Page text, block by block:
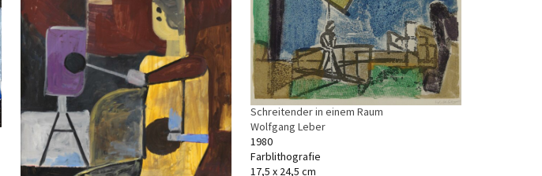
Schreitender in einem Raum
Wolfgang Leber
1980
Farblithografie
17,5 x 24,5 cm